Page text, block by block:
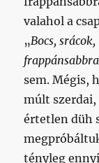
valahol a
„Bocs,
sem. Mégis,
múlt
értetlen düh
tényleg